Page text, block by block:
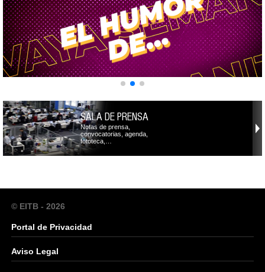
SALA DE PRENSA
Notas de prensa,
convocatorias, agenda,
fototeca,…
© EITB - 2026
Portal de Privacidad
Aviso Legal